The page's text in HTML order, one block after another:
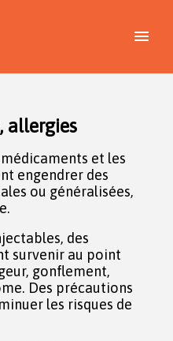
allergies
et les
engendrer des
ou généralisées,
des
survenir au point
gonflement,
Des précautions
les risques de